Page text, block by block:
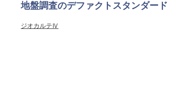
地盤調査のデファクトスタンダード
ジオカルテⅣ